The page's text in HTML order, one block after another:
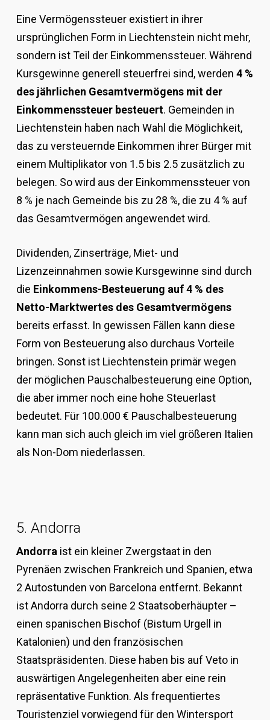
Eine Vermögenssteuer existiert in ihrer
ursprünglichen Form in Liechtenstein nicht mehr,
sondern ist Teil der Einkommenssteuer. Während
Kursgewinne generell steuerfrei sind, werden 4 %
des jährlichen Gesamtvermögens mit der
Einkommenssteuer besteuert. Gemeinden in
Liechtenstein haben nach Wahl die Möglichkeit,
das zu versteuernde Einkommen ihrer Bürger mit
einem Multiplikator von 1.5 bis 2.5 zusätzlich zu
belegen. So wird aus der Einkommenssteuer von
8 % je nach Gemeinde bis zu 28 %, die zu 4 % auf
das Gesamtvermögen angewendet wird.
Dividenden, Zinserträge, Miet- und
Lizenzeinnahmen sowie Kursgewinne sind durch
die Einkommens-Besteuerung auf 4 % des
Netto-Marktwertes des Gesamtvermögens
bereits erfasst. In gewissen Fällen kann diese
Form von Besteuerung also durchaus Vorteile
bringen. Sonst ist Liechtenstein primär wegen
der möglichen Pauschalbesteuerung eine Option,
die aber immer noch eine hohe Steuerlast
bedeutet. Für 100.000 € Pauschalbesteuerung
kann man sich auch gleich im viel größeren Italien
als Non-Dom niederlassen.
5. Andorra
Andorra ist ein kleiner Zwergstaat in den
Pyrenäen zwischen Frankreich und Spanien, etwa
2 Autostunden von Barcelona entfernt. Bekannt
ist Andorra durch seine 2 Staatsoberhäupter –
einen spanischen Bischof (Bistum Urgell in
Katalonien) und den französischen
Staatspräsidenten. Diese haben bis auf Veto in
auswärtigen Angelegenheiten aber eine rein
repräsentative Funktion. Als frequentiertes
Touristenziel vorwiegend für den Wintersport